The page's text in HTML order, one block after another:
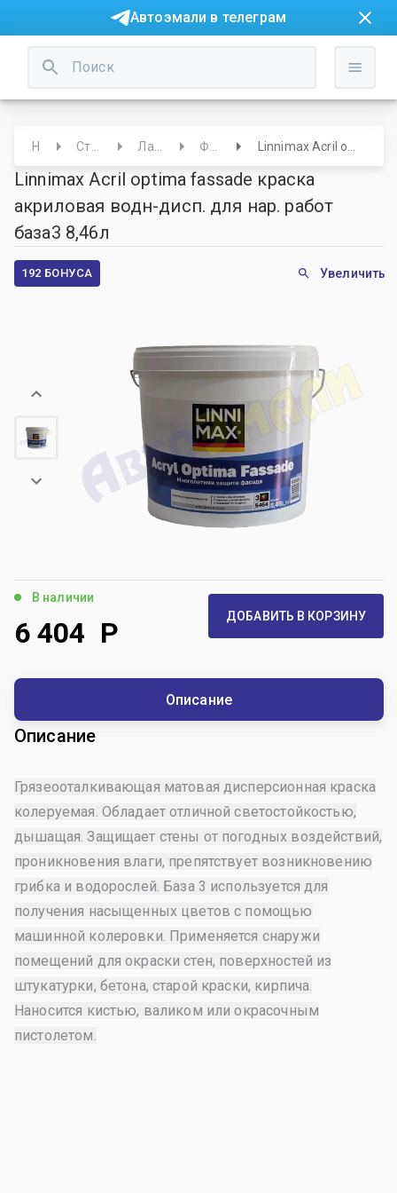
Автоэмали в телеграм
Linnimax Acril optima fassade краска
акриловая водн-дисп. для нар. работ
база3 8,46л
192 БОНУСА Увеличить
В наличии
6 404 Р ДОБАВИТЬ В КОРЗИНУ
Описание
Описание
Грязеооталкивающая матовая дисперсионная краска
колеруемая. Обладает отличной светостойкостью,
дышащая. Защищает стены от погодных воздействий,
проникновения влаги, препятствует возникновению
грибка и водорослей. База 3 используется для
получения насыщенных цветов с помощью
машинной колеровки. Применяется снаружи
помещений для окраски стен, поверхностей из
штукатурки, бетона, старой краски, кирпича.
Наносится кистью, валиком или окрасочным
пистолетом.